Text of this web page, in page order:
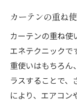
カーテンの重ね
カーテンの重ね
エネテクニックで
重使いはもちろん
ラスすることで、
により、エアコン